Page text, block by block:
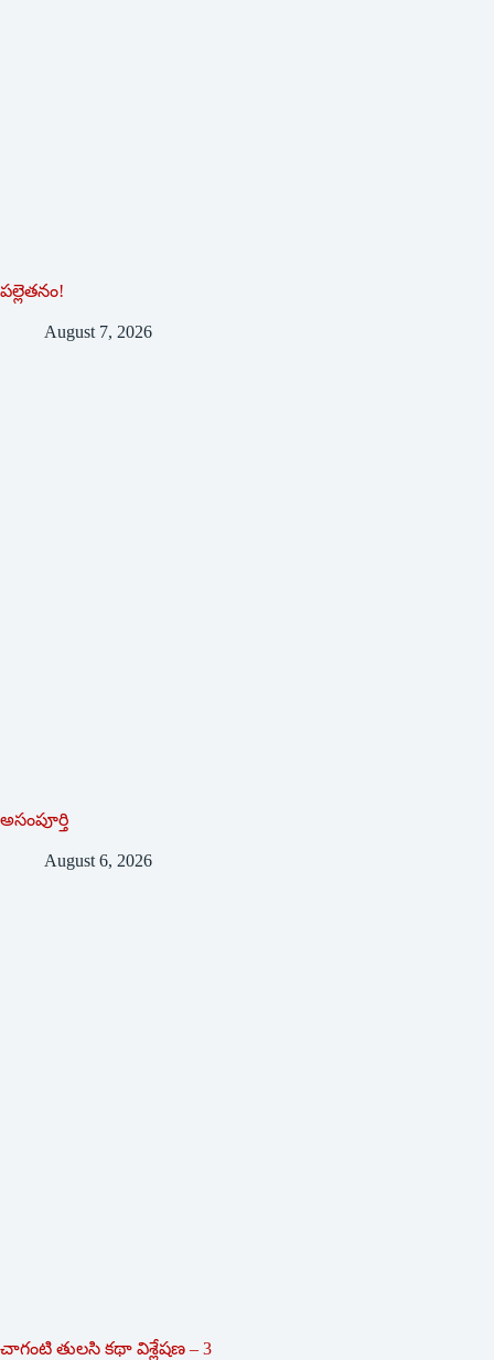
పల్లెతనం!
August 7, 2026
అసంపూర్తి
August 6, 2026
చాగంటి తులసి కథా విశ్లేషణ – 3